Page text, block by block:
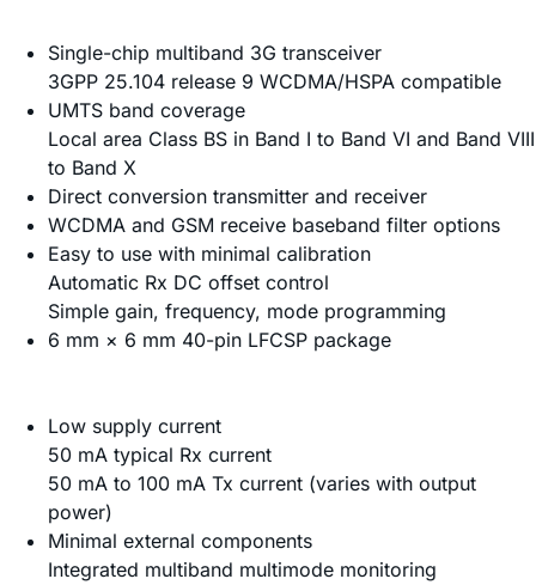
Single-chip multiband 3G transceiver
3GPP 25.104 release 9 WCDMA/HSPA compatible
UMTS band coverage
Local area Class BS in Band I to Band VI and Band VIII
to Band X
Direct conversion transmitter and receiver
WCDMA and GSM receive baseband filter options
Easy to use with minimal calibration
Automatic Rx DC offset control
Simple gain, frequency, mode programming
6 mm × 6 mm 40-pin LFCSP package
Low supply current
50 mA typical Rx current
50 mA to 100 mA Tx current (varies with output
power)
Minimal external components
Integrated multiband multimode monitoring